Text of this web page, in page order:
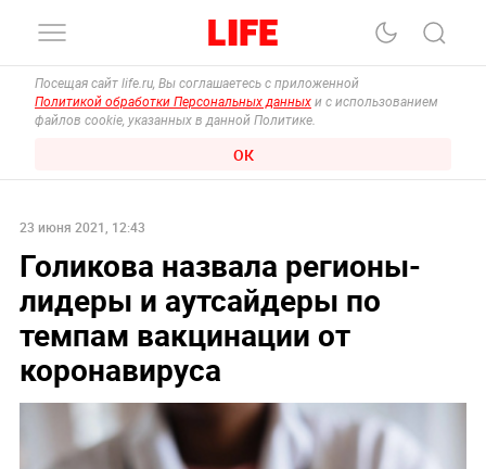
Посещая сайт life.ru, Вы соглашаетесь с приложенной
Политикой обработки Персональных данных и с использованием
файлов cookie, указанных в данной Политике.
ОК
23 июня 2021, 12:43
Голикова назвала регионы-
лидеры и аутсайдеры по
темпам вакцинации от
коронавируса